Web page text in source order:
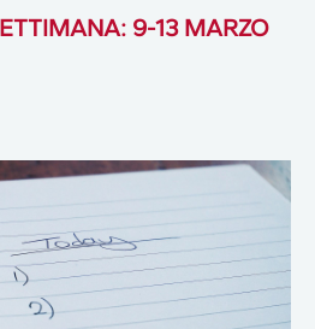
9-13 MARZO